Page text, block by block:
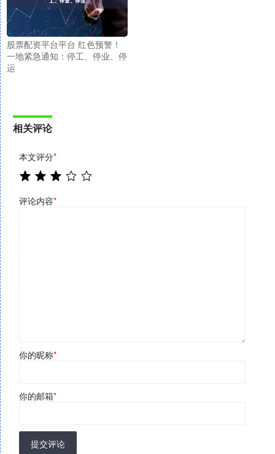
股票配资平台平台 红色预警！
一地紧急通知：停工、停业、停
运
相关评论
本文评分*
评论内容*
你的昵称*
你的邮箱*
提交评论